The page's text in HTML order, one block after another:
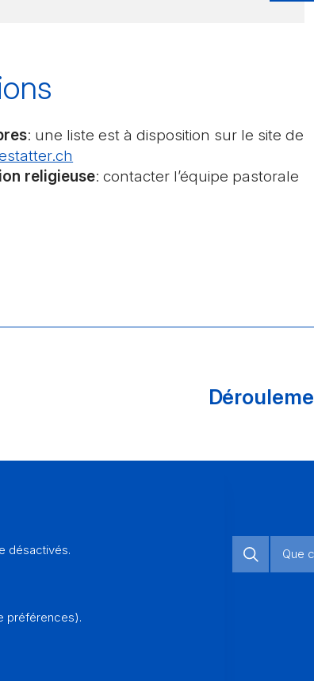
désactivés.
préférences).
: une liste est à disposition sur le site de
religieuse: contacter l’équipe pastorale